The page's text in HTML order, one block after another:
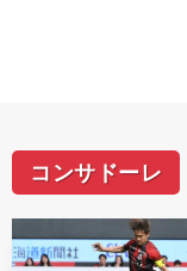
コンサドーレ